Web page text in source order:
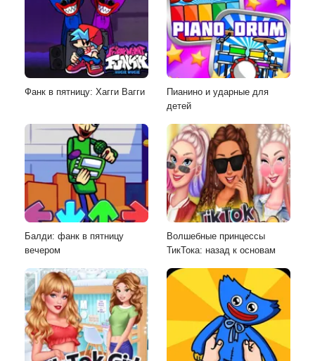
Фанк в пятницу: Хагги Вагги
Пианино и ударные для
детей
Балди: фанк в пятницу
вечером
Волшебные принцессы
ТикТока: назад к основам